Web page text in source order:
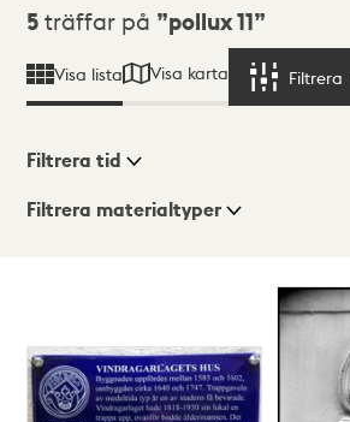
Sökresultat
5 träffar på pollux 11
Visa lista Visa karta Filtrera
Visningsläge
Filtrera tid
Filtrera materialtyper